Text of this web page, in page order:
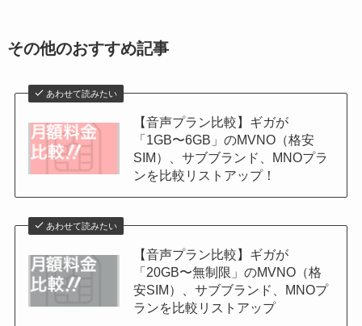
その他のおすすめ記事
あわせて読みたい
【音声プラン比較】ギガが
「1GB〜6GB」のMVNO（格安
SIM）、サブブランド、MNOプラ
ンを比較リストアップ！
あわせて読みたい
【音声プラン比較】ギガが
「20GB〜無制限」のMVNO（格
安SIM）、サブブランド、MNOプ
ランを比較リストアップ